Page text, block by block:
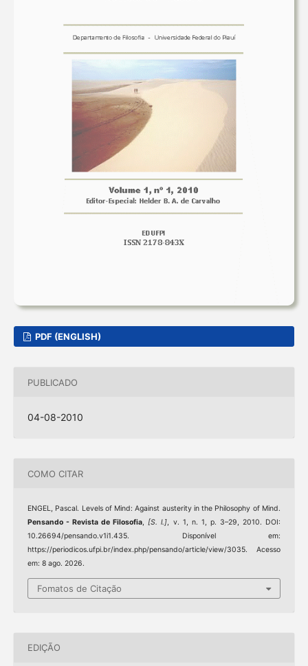
PDF (ENGLISH)
PUBLICADO
04-08-2010
COMO CITAR
ENGEL, Pascal. Levels of Mind: Against austerity in the Philosophy of Mind.
Pensando - Revista de Filosofia,[S. l.], v. 1, n. 1, p. 3–29, 2010. DOI:
10.26694/pensando.v1i1.435. Disponível em:
https://periodicos.ufpi.br/index.php/pensando/article/view/3035. Acesso
em: 8 ago. 2026.
Fomatos de Citação
EDIÇÃO